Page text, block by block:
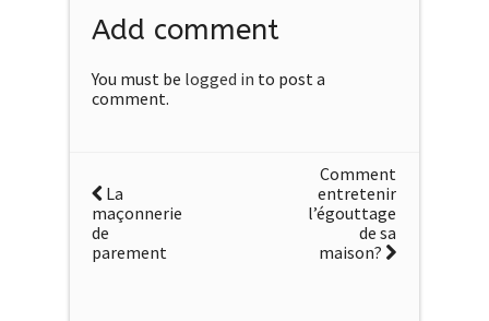
Add comment
You must be logged in to post a
comment.
La
maçonnerie
de
parement
Comment
entretenir
l’égouttage
de sa
maison?